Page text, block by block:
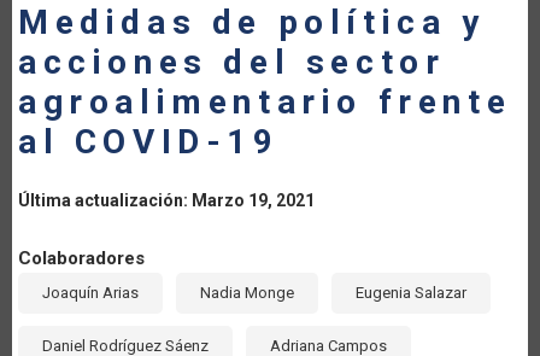
LA
NAVEGACIÓN
Medidas de política y
acciones del sector
agroalimentario frente
al COVID-19
Última actualización: Marzo 19, 2021
Colaboradores
Joaquín Arias Nadia Monge Eugenia Salazar
Daniel Rodríguez Sáenz Adriana Campos